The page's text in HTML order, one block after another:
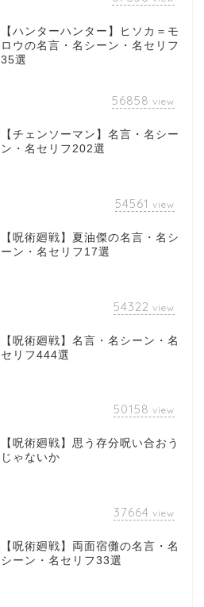
【ハンターハンター】ヒソカ＝モ
ロウの名言・名シーン・名セリフ
35選
56858 view
【チェンソーマン】名言・名シー
ン・名セリフ202選
54561 view
【呪術廻戦】夏油傑の名言・名シ
ーン・名セリフ17選
54322 view
【呪術廻戦】名言・名シーン・名
セリフ444選
50158 view
【呪術廻戦】思う存分呪い合おう
じゃないか
37664 view
【呪術廻戦】両面宿儺の名言・名
シーン・名セリフ33選